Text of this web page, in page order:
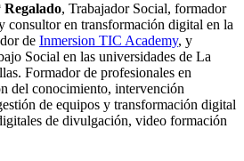
Regalado, Trabajador Social, formador
consultor en transformación digital en la
de Inmersion TIC Academy, y
Social en las universidades de La
Formador de profesionales en
del conocimiento, intervención
de equipos y transformación digital
de divulgación, video formación